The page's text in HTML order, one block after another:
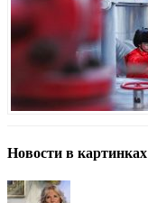
Новости в картинках